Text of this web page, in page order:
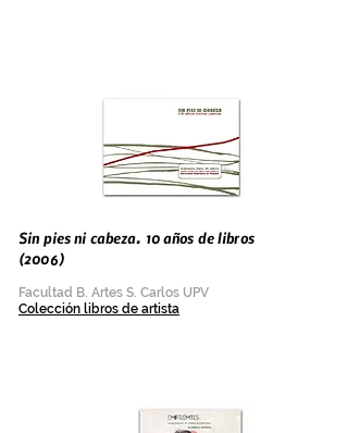
Sin pies ni cabeza. 10 años de libros
(2006)
Facultad B. Artes S. Carlos UPV
Colección libros de artista